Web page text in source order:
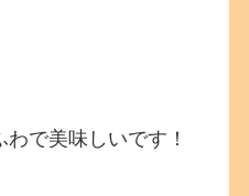
で美味しいです！